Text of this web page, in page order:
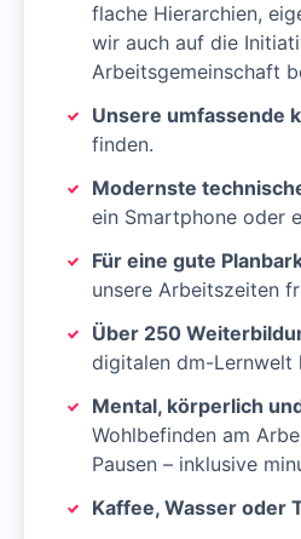
flache Hierarchien,
wir auch auf die
Arbeitsgemeinschaft
Unsere umfassende
finden.
Modernste
ein Smartphone oder
Für eine gute
unsere Arbeitszeiten
Über 250
digitalen dm-Lernwelt
Mental, körperlich
Wohlbefinden am
Pausen – inklusive
Kaffee, Wasser oder